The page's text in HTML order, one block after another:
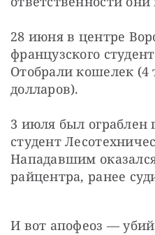
28 июня в центре
французского
Отобрали кошелек (4
долларов).
3 июля был ограблен
студент
Нападавшим
райцентра, ранее
И вот апофеоз —